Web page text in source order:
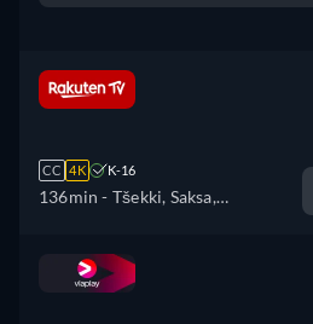
CC 4K K-16
136min - Tšekki, Saksa,
Unkari, Italia, Puola, Ukraina